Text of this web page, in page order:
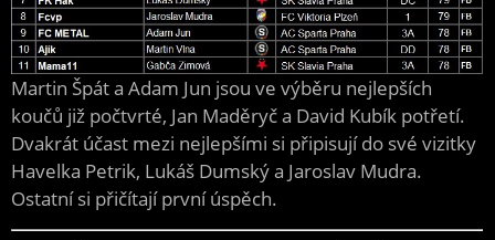
Martin Špát a Adam Jun jsou ve výběru nejlepších
koučů již počtvrté, Jan Maděryč a David Kubík potřetí.
Dvakrát účast mezi nejlepšími si připisují do své vizitky
Havelka Petrik, Lukáš Dumský a Jaroslav Mudra.
Ostatní si přičítají první úspěch.